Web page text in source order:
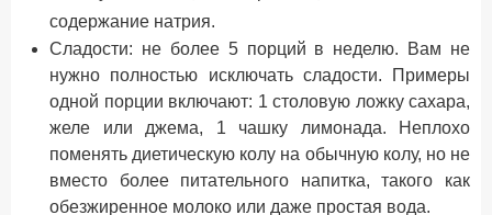
содержание натрия.
Сладости: не более 5 порций в неделю. Вам не
нужно полностью исключать сладости. Примеры
одной порции включают: 1 столовую ложку сахара,
желе или джема, 1 чашку лимонада. Неплохо
поменять диетическую колу на обычную колу, но не
вместо более питательного напитка, такого как
обезжиренное молоко или даже простая вода.